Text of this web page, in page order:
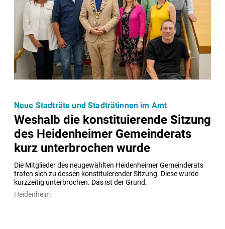
Weshalb die konstituierende Sitzung
des Heidenheimer Gemeinderats
kurz unterbrochen wurde
Die Mitglieder des neugewählten Heidenheimer Gemeinderats
trafen sich zu dessen konstituierender Sitzung. Diese wurde
kurzzeitig unterbrochen. Das ist der Grund.
Neue Stadträte und Stadträtinnen im Amt
Heidenheim